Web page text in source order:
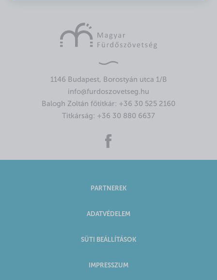
1146 Budapest, Borostyán utca 1/B
info@furdoszovetseg.hu
Balogh Zoltán főtitkár: +36 30 525 2160
Titkárság: +36 30 880 6637
PARTNEREK
ADATVÉDELEM
SÜTI BEÁLLÍTÁSOK
IMPRESSZUM